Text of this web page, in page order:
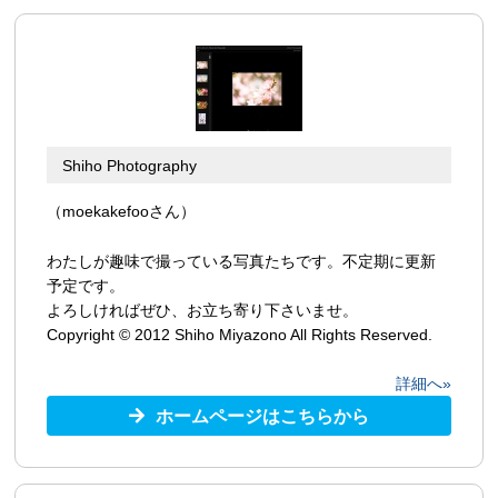
Shiho Photography
（moekakefooさん）
わたしが趣味で撮っている写真たちです。不定期に更新
予定です。
よろしければぜひ、お立ち寄り下さいませ。
Copyright © 2012 Shiho Miyazono All Rights Reserved.
詳細へ»
ホームページはこちらから